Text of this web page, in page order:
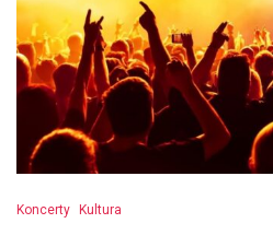
Koncerty Kultura